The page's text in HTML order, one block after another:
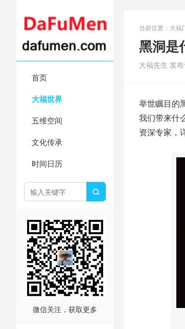
首页
大福世界
五维空间
文化传承
时间日历

微信关注，获取更多
当前位置： 大福
黑洞是
大福先生 发
举世瞩目的
我们带来什
资深专家，